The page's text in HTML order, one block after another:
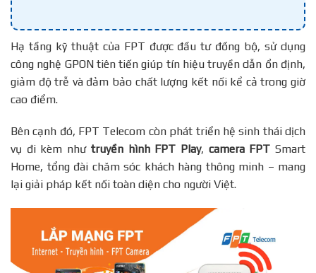
Hạ tầng kỹ thuật của FPT được đầu tư đồng bộ, sử dụng
công nghệ GPON tiên tiến giúp tín hiệu truyền dẫn ổn định,
giảm độ trễ và đảm bảo chất lượng kết nối kể cả trong giờ
cao điểm.
Bên cạnh đó, FPT Telecom còn phát triển hệ sinh thái dịch
vụ đi kèm nhưtruyền hình FPT Play, camera FPT Smart
Home, tổng đài chăm sóc khách hàng thông minh – mang
lại giải pháp kết nối toàn diện cho người Việt.